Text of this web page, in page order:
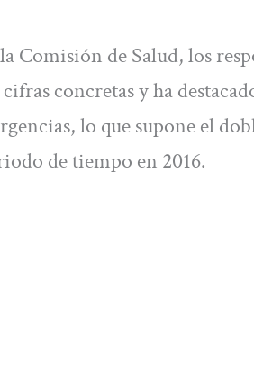
Comisión de Salud, los
concretas y ha
lo que supone el
de tiempo en 2016.